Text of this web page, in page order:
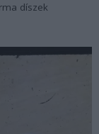
díszek